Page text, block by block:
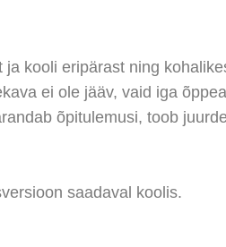
kooli eripärast ning
ei ole jääv, vaid iga
õpitulemusi, toob
saadaval koolis.